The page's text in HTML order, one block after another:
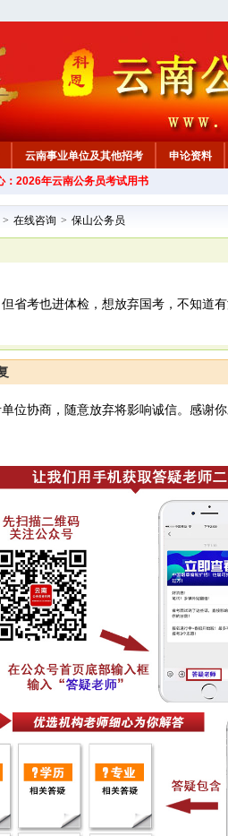
云南事业单位及其他招考
申论资料
：2026年云南公务员考试用书
> 在线咨询 > 保山公务员
省考也进体检，想放弃国考，不知道
位协商，随意放弃将影响诚信。感谢